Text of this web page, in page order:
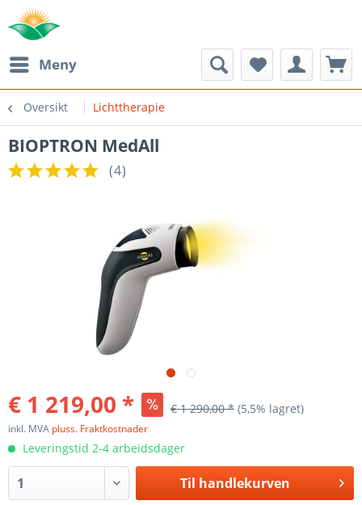
Meny
Oversikt Lichttherapie
BIOPTRON MedAll
(4)
€ 1 219,00 * € 1 290,00 * (5,5% lagret)
inkl. MVA pluss. Fraktkostnader
Leveringstid 2-4 arbeidsdager
Til handlekurven